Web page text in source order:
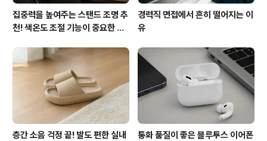
집중력을 높여주는 스탠드 조명 추
천! 색온도 조절 기능이 중요한 이
경력직 면접에서 흔히 떨어지는 이
유
층간 소음 걱정 끝! 발도 편한 실내
통화 품질이 좋은 블루투스 이어폰